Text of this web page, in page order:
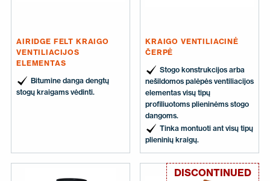
AIRIDGE FELT KRAIGO
VENTILIACIJOS
ELEMENTAS
Bitumine danga dengtų
stogų kraigams vėdinti.
KRAIGO VENTILIACINĖ
ČERPĖ
Stogo konstrukcijos arba
nešildomos palėpės ventiliacijos
elementas visų tipų
profiliuotoms plieninėms stogo
dangoms.
Tinka montuoti ant visų tipų
plieninių kraigų.
DISCONTINUED